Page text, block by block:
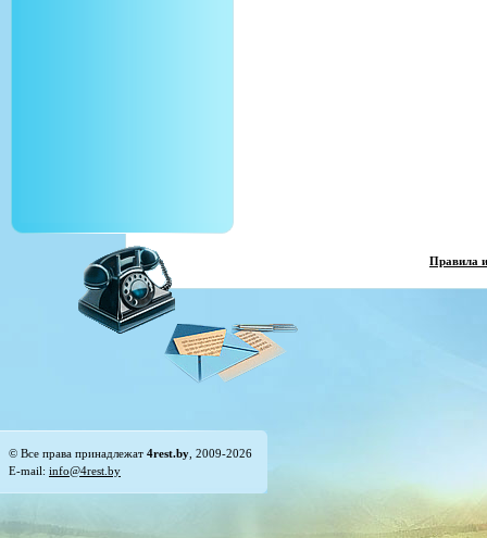
Правила
© Все права принадлежат 4rest.by , 2009-2026
E-mail: info@4rest.by